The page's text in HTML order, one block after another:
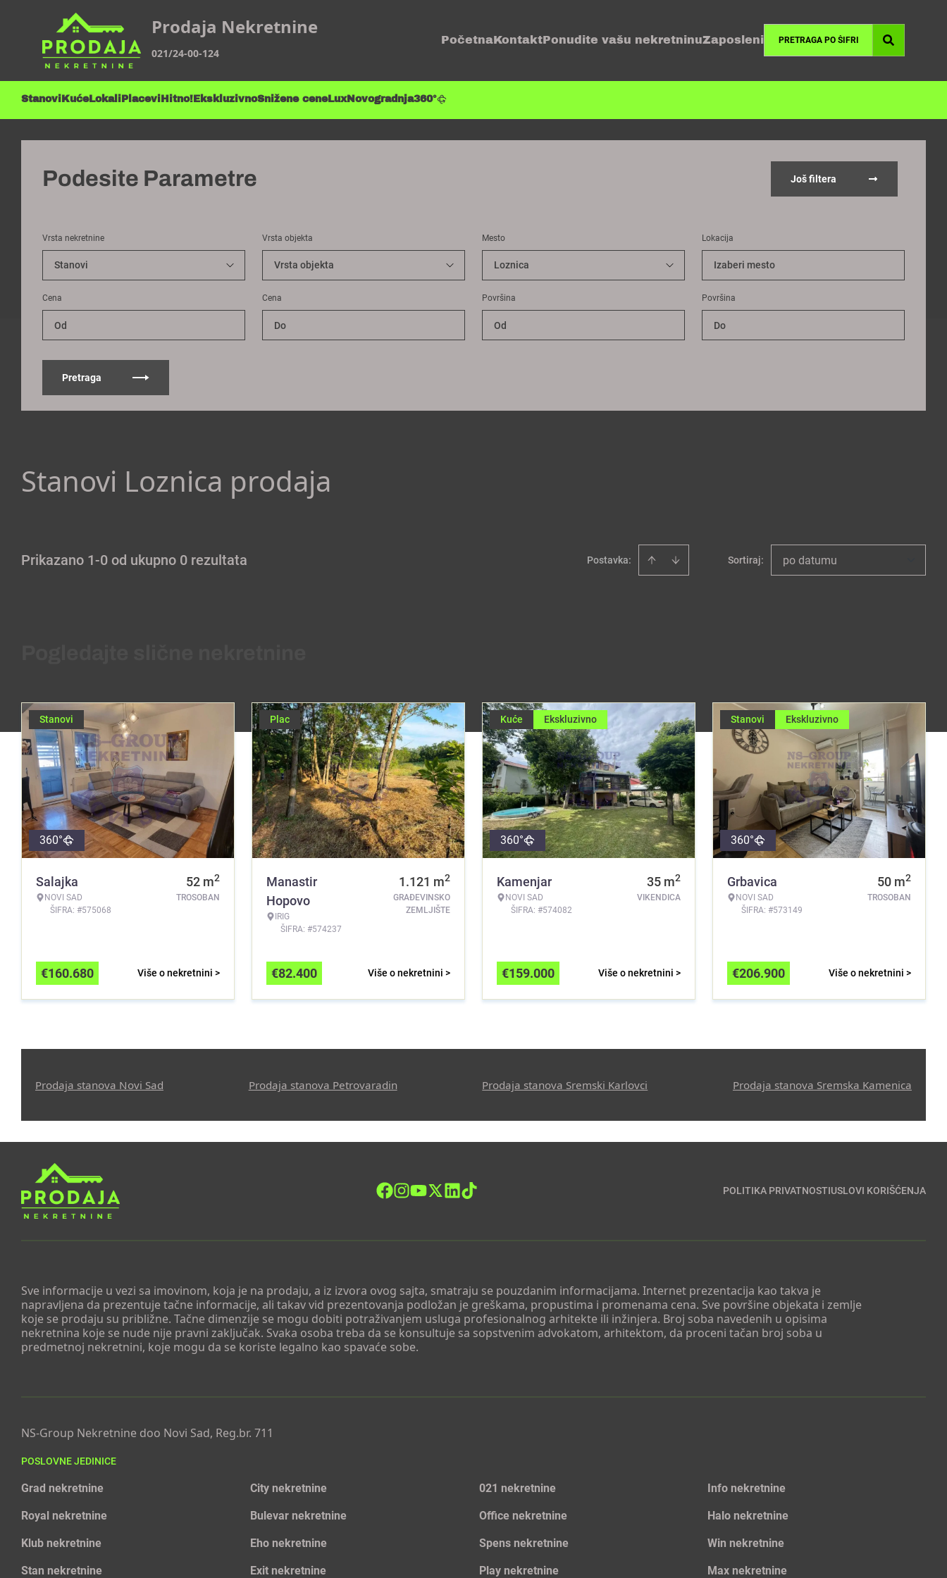
Prodaja Nekretnine
021/24-00-124
Početna Kontakt Ponudite vašu nekretninuZaposleni
Stanovi KućeLokali Placevi Hitno! EkskluzivnoSnižene ceneLuxNovogradnja360°
Podesite Parametre Još filtera
Vrsta nekretnine Vrsta objekta Mesto Lokacija
Izaberi mesto
Cena Cena Površina Površina
Pretraga
Stanovi Loznica prodaja
Prikazano 1-0 od ukupno 0 rezultata Postavka: Sortiraj: po datumu
Stanovi
360°
Salajka
NOVI SAD
ŠIFRA: #575068
52 m2
TROSOBAN
Više o nekretnini >
€160.680
Plac
Manastir
Hopovo
IRIG
ŠIFRA: #574237
1.121 m2
GRAĐEVINSKO
ZEMLJIŠTE
Više o nekretnini >
€82.400
Kuće Ekskluzivno
360°
Kamenjar
NOVI SAD
ŠIFRA: #574082
35 m2
VIKENDICA
Više o nekretnini >
€159.000
Stanovi Ekskluzivno
360°
Grbavica
NOVI SAD
ŠIFRA: #573149
50 m2
TROSOBAN
Više o nekretnini >
€206.900
Prodaja stanova Novi Sad Prodaja stanova Petrovaradin Prodaja stanova Sremski Karlovci Prodaja stanova Sremska Kamenica
POLITIKA PRIVATNOSTIUSLOVI KORIŠĆENJA
Sve informacije u vezi sa imovinom, koja je na prodaju, a iz izvora ovog sajta, smatraju se pouzdanim informacijama. Internet prezentacija kao takva je
napravljena da prezentuje tačne informacije, ali takav vid prezentovanja podložan je greškama, propustima i promenama cena. Sve površine objekata i zemlje
koje se prodaju su približne. Tačne dimenzije se mogu dobiti potraživanjem usluga profesionalnog arhitekte ili inžinjera. Broj soba navedenih u opisima
nekretnina koje se nude nije pravni zaključak. Svaka osoba treba da se konsultuje sa sopstvenim advokatom, arhitektom, da proceni tačan broj soba u
predmetnoj nekretnini, koje mogu da se koriste legalno kao spavaće sobe.
NS-Group Nekretnine doo Novi Sad, Reg.br. 711
POSLOVNE JEDINICE
Grad nekretnine City nekretnine 021 nekretnine Info nekretnine
Royal nekretnine Bulevar nekretnine Office nekretnine Halo nekretnine
Klub nekretnine Eho nekretnine Spens nekretnine Win nekretnine
Stan nekretnine Exit nekretnine Play nekretnine Max nekretnine